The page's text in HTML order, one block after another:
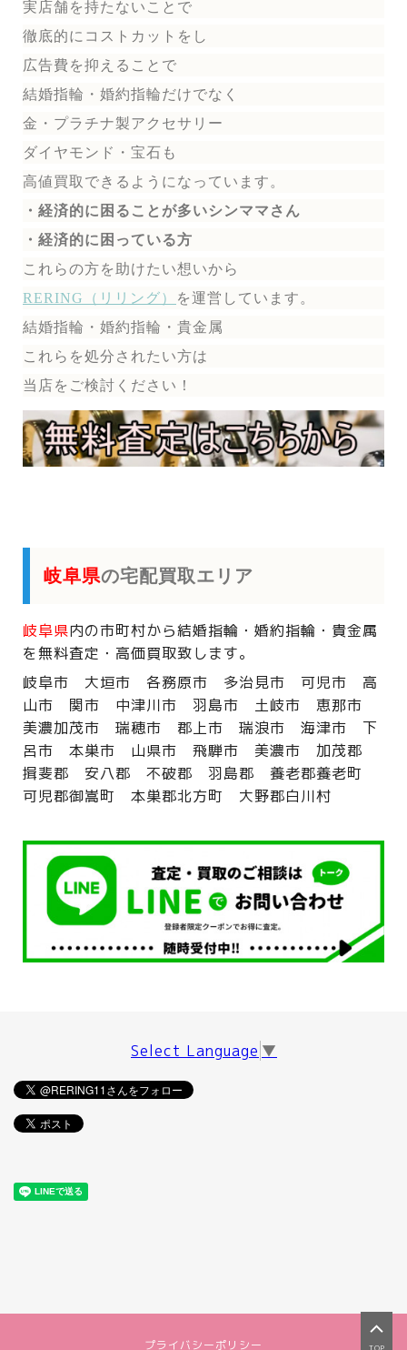
実店舗を持たないことで
徹底的にコストカットをし
広告費を抑えることで
結婚指輪・婚約指輪だけでなく
金・プラチナ製アクセサリー
ダイヤモンド・宝石も
高値買取できるようになっています。
・経済的に困ることが多いシンママさん
・経済的に困っている方
これらの方を助けたい想いから
RERING（リリング）
を運営しています。
結婚指輪・婚約指輪・貴金属
これらを処分されたい方は
当店をご検討ください！
岐阜県の宅配買取エリア
岐阜県内の市町村から結婚指輪・婚約指輪・貴金属
を無料査定・高価買取致します。
岐阜市 大垣市 各務原市 多治見市 可児市 高
山市 関市 中津川市 羽島市 土岐市 恵那市
美濃加茂市 瑞穂市 郡上市 瑞浪市 海津市 下
呂市 本巣市 山県市 飛騨市 美濃市 加茂郡
揖斐郡 安八郡 不破郡 羽島郡 養老郡養老町
可児郡御嵩町 本巣郡北方町 大野郡白川村
Select Language ▼
プライバシーポリシー